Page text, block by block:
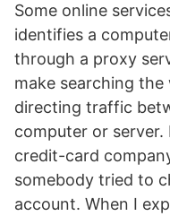
Some online
identifies a
through a proxy
make searching
directing traffic
computer or
credit-card
somebody tried to
account. When I